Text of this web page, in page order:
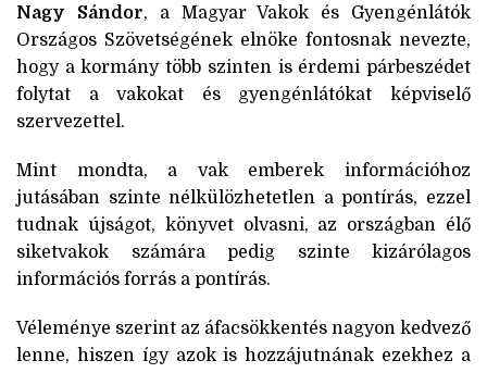
Nagy Sándor, a Magyar Vakok és Gyengénlátók
Országos Szövetségének elnöke fontosnak nevezte,
hogy a kormány több szinten is érdemi párbeszédet
folytat a vakokat és gyengénlátókat képviselő
szervezettel.
Mint mondta, a vak emberek információhoz
jutásában szinte nélkülözhetetlen a pontírás, ezzel
tudnak újságot, könyvet olvasni, az országban élő
siketvakok számára pedig szinte kizárólagos
információs forrás a pontírás.
Véleménye szerint az áfacsökkentés nagyon kedvező
lenne, hiszen így azok is hozzájutnának ezekhez a